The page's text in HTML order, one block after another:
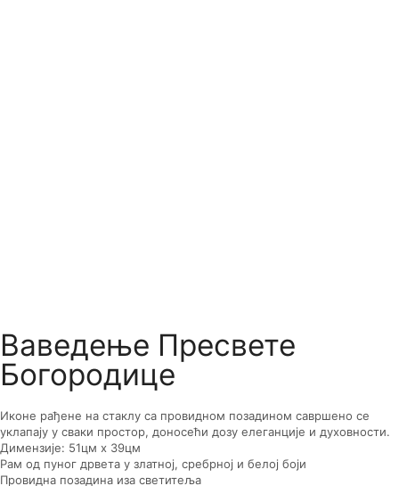
Ваведење Пресвете
Богородице
Иконе рађене на стаклу са провидном позадином савршено се
уклапају у сваки простор, доносећи дозу елеганције и духовности.
Димензије: 51цм x 39цм
Рам од пуног дрвета у златној, сребрној и белој боји
Провидна позадина иза светитеља